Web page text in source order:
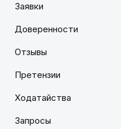
Заявки
Доверенности
Отзывы
Претензии
Ходатайства
Запросы